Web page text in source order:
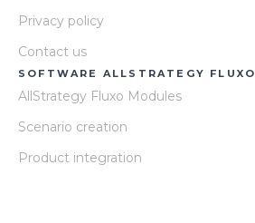
Privacy policy
Contact us
SOFTWARE ALLSTRATEGY FLUXO
AllStrategy Fluxo Modules
Scenario creation
Product integration